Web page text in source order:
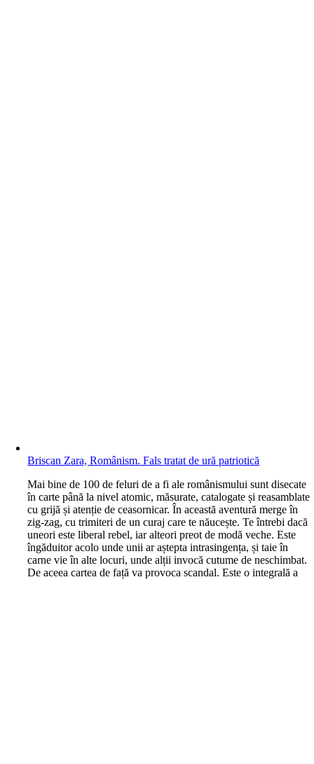
Briscan Zara, Românism. Fals tratat de ură patriotică
Mai bine de 100 de feluri de a fi ale românismului sunt disecate
în carte până la nivel atomic, măsurate, catalogate și reasamblate
cu grijă și atenție de ceasornicar. În această aventură merge în
zig-zag, cu trimiteri de un curaj care te năucește. Te întrebi dacă
uneori este liberal rebel, iar alteori preot de modă veche. Este
îngăduitor acolo unde unii ar aștepta intrasingența, și taie în
carne vie în alte locuri, unde alții invocă cutume de neschimbat.
De aceea cartea de față va provoca scandal. Este o integrală a